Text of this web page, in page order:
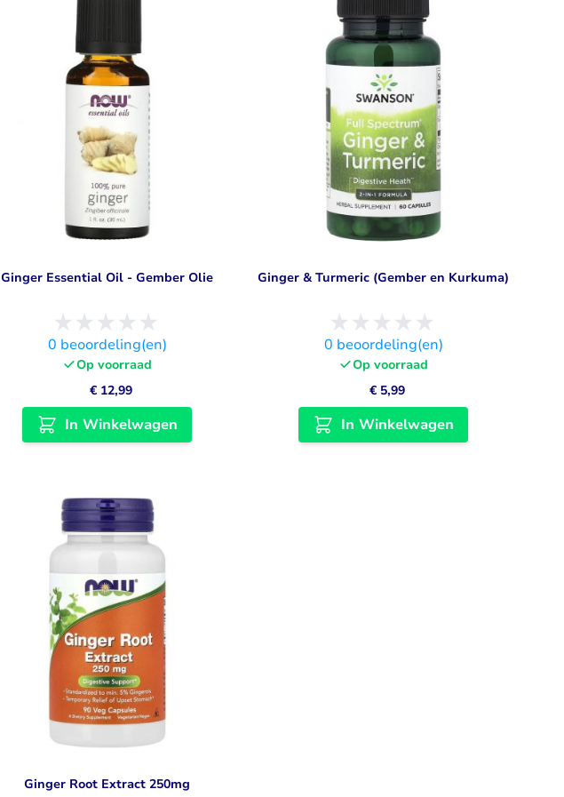
Bekijk alles
Bekijk alles
Ginger Essential Oil - Gember Olie
0 beoordeling(en)
Op voorraad
€ 12,99
In Winkelwagen
Ginger & Turmeric (Gember en Kurkuma)
0 beoordeling(en)
Op voorraad
€ 5,99
In Winkelwagen
Ginger Root Extract 250mg